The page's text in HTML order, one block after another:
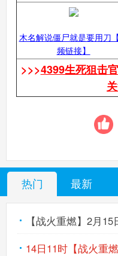
木名解说僵尸就是要用刀
频链接】
>>>4399生死狙击
热门 最新
【战火重燃】2月
14日11时【战火重